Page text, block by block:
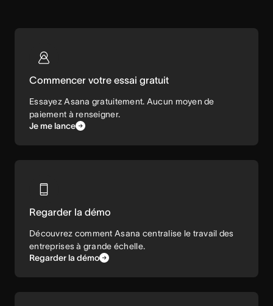
Commencer votre essai gratuit
Essayez Asana gratuitement. Aucun moyen de
paiement à renseigner.
Je me lance
Regarder la démo
Découvrez comment Asana centralise le travail des
entreprises à grande échelle.
Regarder la démo